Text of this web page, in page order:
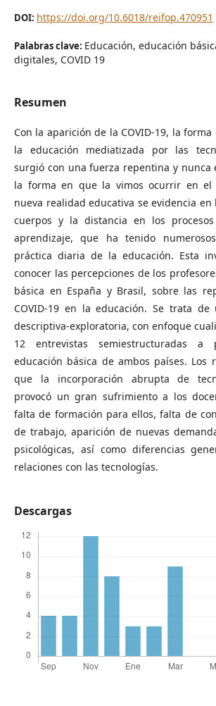
DOI: https://doi.org/10.6018/reifop.470951
Palabras clave: Educación, educación
digitales, COVID 19
Resumen
Con la aparición de la COVID-19, la
la educación mediatizada por las
surgió con una fuerza repentina y nunca
la forma en que la vimos ocurrir en el
nueva realidad educativa se evidencia
cuerpos y la distancia en los
aprendizaje, que ha tenido
práctica diaria de la educación. Esta
conocer las percepciones de los
básica en España y Brasil, sobre las
COVID-19 en la educación. Se trata de
descriptiva-exploratoria, con enfoque
12 entrevistas semiestructuradas a
educación básica de ambos países. Los
que la incorporación abrupta de
provocó un gran sufrimiento a los
falta de formación para ellos, falta de
de trabajo, aparición de nuevas
psicológicas, así como diferencias
relaciones con las tecnologías.
Descargas